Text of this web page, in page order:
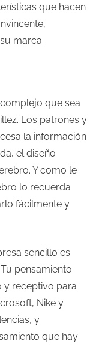
que hacen
marca.
que sea
Los patrones y
la información
el diseño
Y como le
lo recuerda
fácilmente y
sencillo es
pensamiento
y receptivo para
Nike y
y
que hay